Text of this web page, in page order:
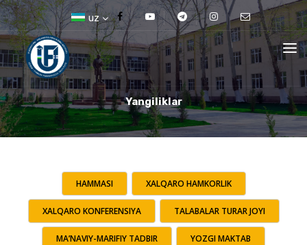
uz
Yangiliklar
HAMMASI XALQARO HAMKORLIK
XALQARO KONFERENSIYA TALABALAR TURAR JOYI
MA’NAVIY-MARIFIY TADBIR YOZGI MAKTAB